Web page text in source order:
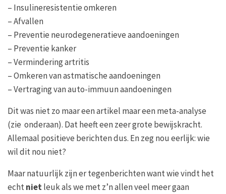
– Insulineresistentie omkeren
– Afvallen
– Preventie neurodegeneratieve aandoeningen
– Preventie kanker
– Vermindering artritis
– Omkeren van astmatische aandoeningen
– Vertraging van auto-immuun aandoeningen
Dit was niet zo maar een artikel maar een meta-analyse
(zie onderaan). Dat heeft een zeer grote bewijskracht.
Allemaal positieve berichten dus. En zeg nou eerlijk: wie
wil dit nou niet?
Maar natuurlijk zijn er tegenberichten want wie vindt het
echtnietleuk als we met z’n allen veel meer gaan